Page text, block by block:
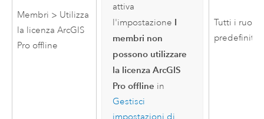
Membri > Utilizza
la licenzaArcGIS
Pro offline
attiva
l'impostazione I
membri non
possono utilizzare
la licenza ArcGIS
Pro offline in
Gestisci
Tutti i ruoli
predefiniti